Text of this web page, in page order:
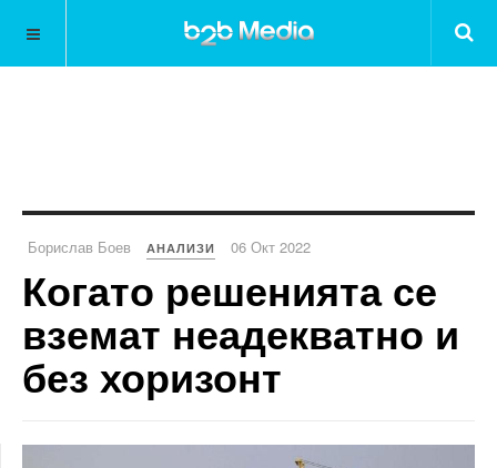
Борислав Боев АНАЛИЗИ 06 Окт 2022
Когато решенията се
вземат неадекватно и
без хоризонт